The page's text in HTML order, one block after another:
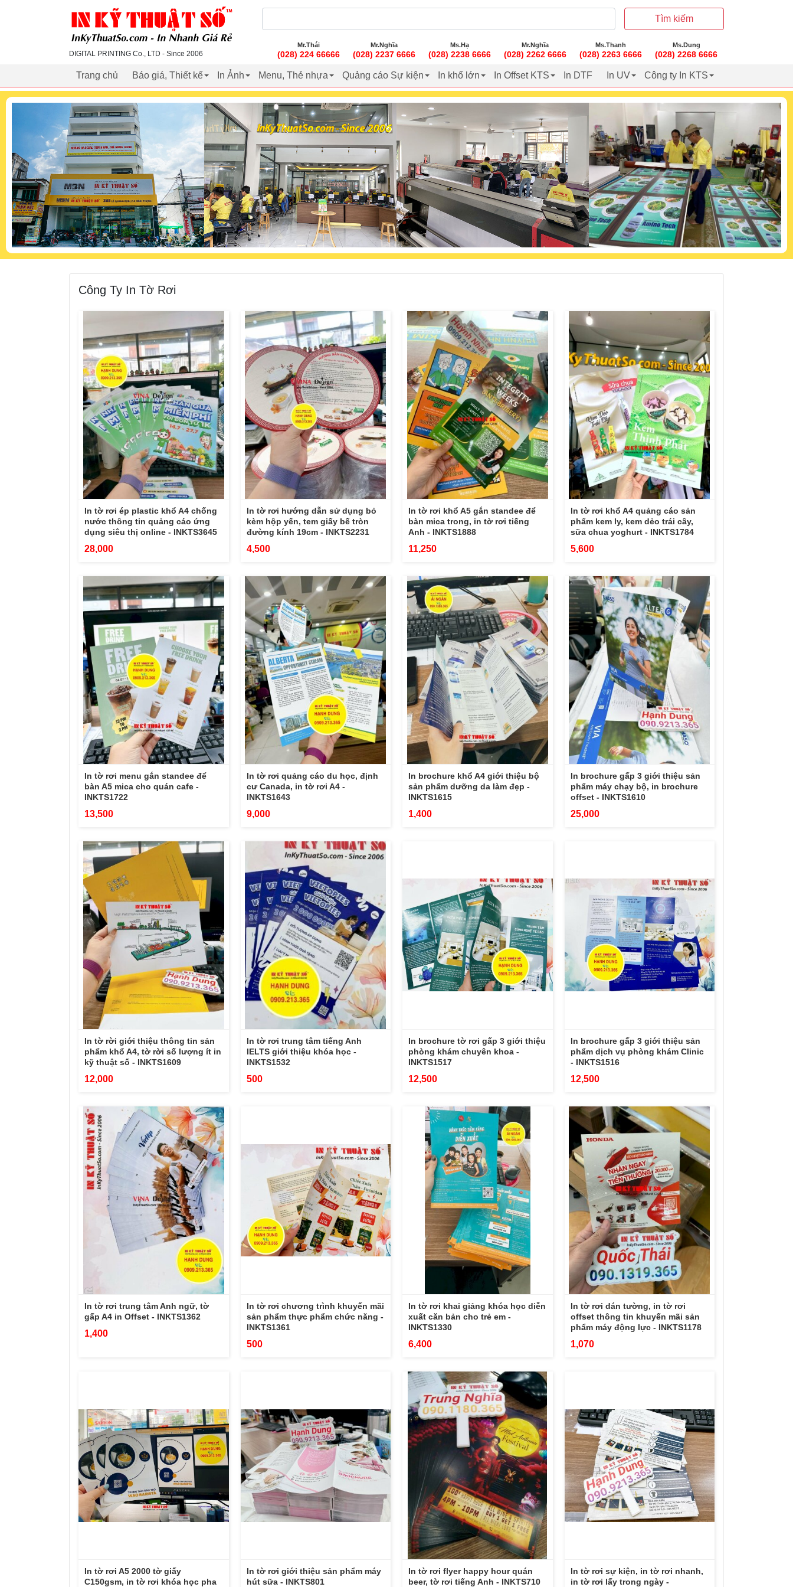
inkythuatso.com
DIGITAL PRINTING Co., LTD - Since 2006
Tìm kiếm
Mr.Thái
(028) 224 66666
Mr.Nghĩa
(028) 2237 6666
Ms.Hạ
(028) 2238 6666
Mr.Nghĩa
(028) 2262 6666
Ms.Thanh
(028) 2263 6666
Ms.Dung
(028) 2268 6666
Trang chủ Báo giá, Thiết kế In Ảnh Menu, Thẻ nhựa Quảng cáo Sự kiện In khổ lớn In Offset KTS In DTF In UV Công ty In KTS
Công Ty In Tờ Rơi
In tờ rơi ép plastic khổ A4 chống
nước thông tin quảng cáo ứng
dụng siêu thị online - INKTS3645
28,000
In tờ rơi hướng dẫn sử dụng bỏ
kèm hộp yến, tem giấy bế tròn
đường kính 19cm - INKTS2231
4,500
In tờ rơi khổ A5 gắn standee để
bàn mica trong, in tờ rơi tiếng
Anh - INKTS1888
11,250
In tờ rơi khổ A4 quảng cáo sản
phẩm kem ly, kem dẻo trái cây,
sữa chua yoghurt - INKTS1784
5,600
In tờ rơi menu gắn standee để
bàn A5 mica cho quán cafe -
INKTS1722
13,500
In tờ rơi quảng cáo du học, định
cư Canada, in tờ rơi A4 -
INKTS1643
9,000
In brochure khổ A4 giới thiệu bộ
sản phẩm dưỡng da làm đẹp -
INKTS1615
1,400
In brochure gấp 3 giới thiệu sản
phẩm máy chạy bộ, in brochure
offset - INKTS1610
25,000
In tờ rời giới thiệu thông tin sản
phẩm khổ A4, tờ rời số lượng ít in
kỹ thuật số - INKTS1609
12,000
In tờ rơi trung tâm tiếng Anh
IELTS giới thiệu khóa học -
INKTS1532
500
In brochure tờ rơi gấp 3 giới thiệu
phòng khám chuyên khoa -
INKTS1517
12,500
In brochure gấp 3 giới thiệu sản
phẩm dịch vụ phòng khám Clinic
- INKTS1516
12,500
In tờ rơi trung tâm Anh ngữ, tờ
gấp A4 in Offset - INKTS1362
1,400
In tờ rơi chương trình khuyến mãi
sản phẩm thực phẩm chức năng -
INKTS1361
500
In tờ rơi khai giảng khóa học diễn
xuất căn bản cho trẻ em -
INKTS1330
6,400
In tờ rơi dán tường, in tờ rơi
offset thông tin khuyến mãi sản
phẩm máy động lực - INKTS1178
1,070
In tờ rơi A5 2000 tờ giấy
C150gsm, in tờ rơi khóa học pha
In tờ rơi giới thiệu sản phẩm máy
hút sữa - INKTS801
In tờ rơi flyer happy hour quán
beer, tờ rơi tiếng Anh - INKTS710
In tờ rơi sự kiện, in tờ rơi nhanh,
in tờ rơi lấy trong ngày -